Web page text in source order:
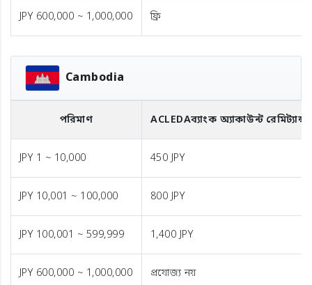
JPY 600,000 ~ 1,000,000 ফ্রি
Cambodia
পরিমাণ ACLEDAব্যাংক অ্যাকাউন্ট
JPY 1 ~ 10,000 450 JPY
JPY 10,001 ~ 100,000 800 JPY
JPY 100,001 ~ 599,999 1,400 JPY
JPY 600,000 ~ 1,000,000 প্রযোজ্য নয়